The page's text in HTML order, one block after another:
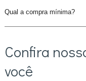
Qual a compra mínima?
Confira
você